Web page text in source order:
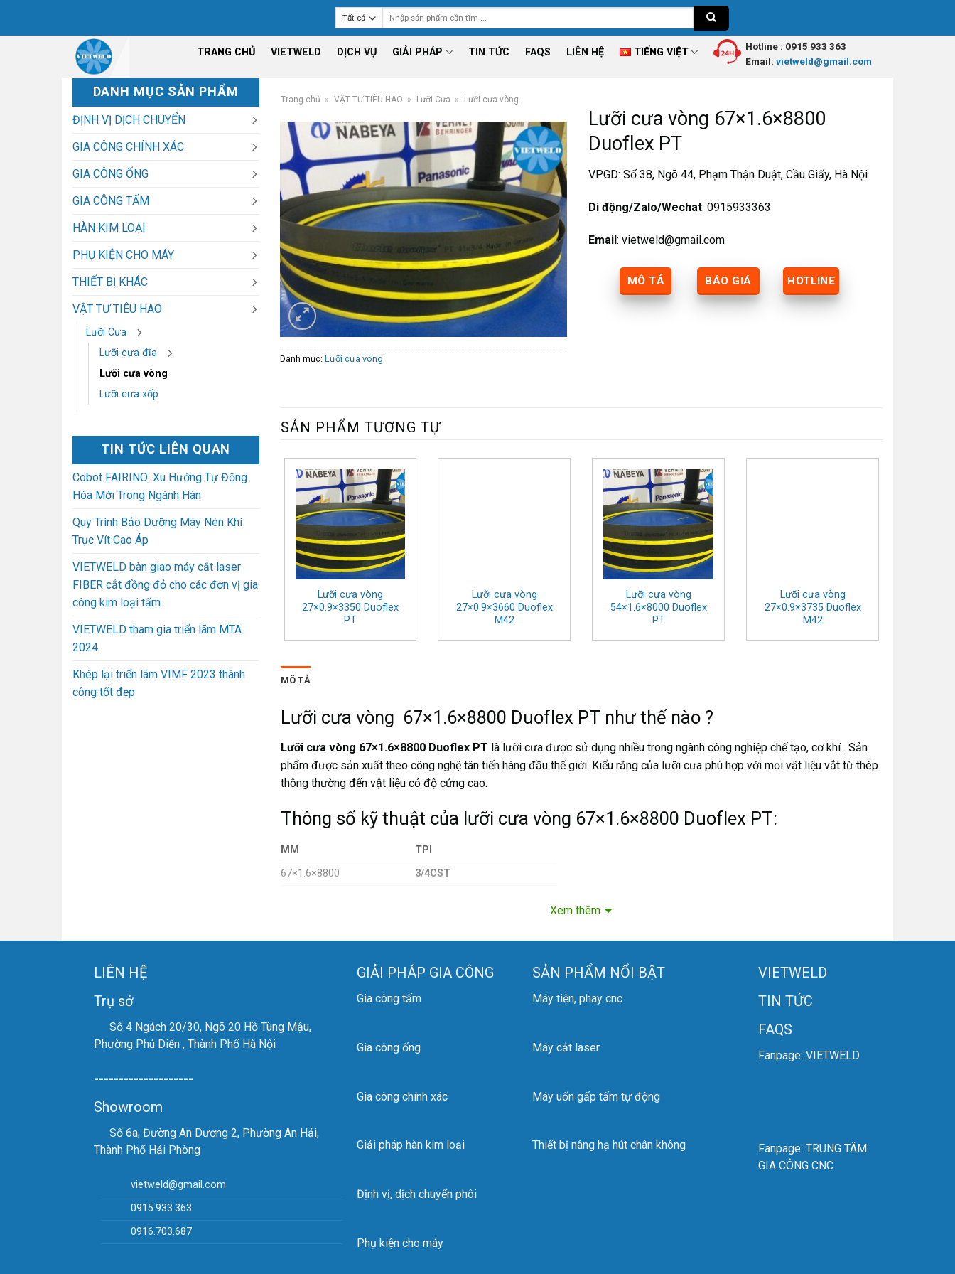
TRANG CHỦ VIETWELD DỊCH VỤ GIẢI PHÁP TIN TỨC FAQS LIÊN HỆ TIẾNG VIỆT Hotline : 0915 933 363
Email: vietweld@gmail.com
DANH MỤC SẢN PHẨM
ĐỊNH VỊ DỊCH CHUYỂN
GIA CÔNG CHÍNH XÁC
GIA CÔNG ỐNG
GIA CÔNG TẤM
HÀN KIM LOẠI
PHỤ KIỆN CHO MÁY
THIẾT BỊ KHÁC
VẬT TƯ TIÊU HAO
Lưỡi Cưa
Lưỡi cưa đĩa
Lưỡi cưa vòng
Lưỡi cưa xốp
TIN TỨC LIÊN QUAN
Cobot FAIRINO: Xu Hướng Tự Động
Hóa Mới Trong Ngành Hàn
Quy Trình Bảo Dưỡng Máy Nén Khí
Trục Vít Cao Áp
VIETWELD bàn giao máy cắt laser
FIBER cắt đồng đỏ cho các đơn vị gia
công kim loại tấm.
VIETWELD tham gia triển lãm MTA
2024
Khép lại triển lãm VIMF 2023 thành
công tốt đẹp
Trang chủ » VẬT TƯ TIÊU HAO » Lưỡi Cưa » Lưỡi cưa vòng
Danh mục:Lưỡi cưa vòng
Lưỡi cưa vòng 67×1.6×8800
Duoflex PT
VPGD: Số 38, Ngõ 44, Phạm Thận Duật, Cầu Giấy, Hà Nội
Di động/Zalo/Wechat: 0915933363
Email: vietweld@gmail.com
MÔ TẢ BÁO GIÁ HOTLINE
SẢN PHẨM TƯƠNG TỰ
Lưỡi cưa vòng
27×0.9×3350 Duoflex
PT
Lưỡi cưa vòng
27×0.9×3660 Duoflex
M42
Lưỡi cưa vòng
54×1.6×8000 Duoflex
PT
Lưỡi cưa vòng
27×0.9×3735 Duoflex
M42
MÔ TẢ
Lưỡi cưa vòng 67×1.6×8800 Duoflex PT như thế nào ?
Lưỡi cưa vòng 67×1.6×8800 Duoflex PT là lưỡi cưa được sử dụng nhiều trong ngành công nghiệp chế tạo, cơ khí . Sản
phẩm được sản xuất theo công nghệ tân tiến hàng đầu thế giới. Kiểu răng của lưỡi cưa phù hợp với mọi vật liệu vắt từ thép
thông thường đến vật liệu có độ cứng cao.
Thông số kỹ thuật của lưỡi cưa vòng 67×1.6×8800 Duoflex PT:
MM
TPI
67×1.6×8800
3/4CST
Sản phẩm lưỡi cưa vòng của Vietweld có ưu điểm sau:
Được sản xuất tại Đức
Sản xuất theo công nghệ tân tiến hàng đầu thế giới
Lưỡi cưa được làm từ vật liệu lưỡng kim nên có độ dẻo và đàn hồi tốt nên ngăn ngừa gãy lưỡi
Công nghệ xử lý nhiệt đặc biệt giúp cắt được vật liệu có độ cứng cao
Sản phẩm được ưa chuộng và tin dùng rất nhiều quốc gia trên thế giới.
Vậy bạn còn lăn tăn điều gì mà không nhấc máy gọi cho chúng tôi khi bạn đang có nhu cầu mua
. Trong kho của chúng tôi lúc nào cũng có sẵn sàng với nhiều kích thước cho bạn phù hợp nhất.
Email: vietweld@gmail.com
Xem thêm
LIÊN HỆ
Trụ sở
Số 4 Ngách 20/30, Ngõ 20 Hồ Tùng Mậu,
Phường Phú Diễn , Thành Phố Hà Nội
--------------------
Showroom
Số 6a, Đường An Dương 2, Phường An Hải,
Thành Phố Hải Phòng
vietweld@gmail.com
0915.933.363
0916.703.687
GIẢI PHÁP GIA CÔNG
Gia công tấm
Gia công ống
Gia công chính xác
Giải pháp hàn kim loại
Định vị, dịch chuyển phôi
Phụ kiện cho máy
SẢN PHẨM NỔI BẬT
Máy tiện, phay cnc
Máy cắt laser
Máy uốn gấp tấm tự động
Thiết bị nâng hạ hút chân không
VIETWELD
TIN TỨC
FAQS
Fanpage: VIETWELD
Fanpage: TRUNG TÂM
GIA CÔNG CNC